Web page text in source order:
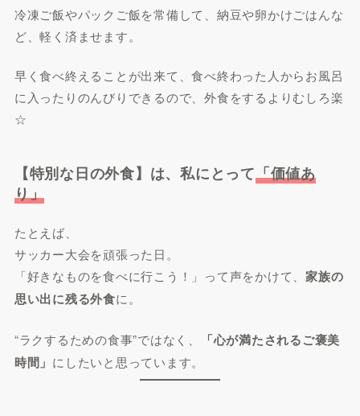
冷凍ご飯やパックご飯を常備して、納豆や卵かけごはんな
ど、軽く済ませます。
早く食べ終えることが出来て、食べ終わった人からお風呂
に入ったりのんびりできるので、外食をするよりむしろ楽
☆
【特別な日の外食】 は、私にとって「価値あ
り」
たとえば、
サッカー大会を頑張った日。
「好きなものを食べに行こう！」って声をかけて、家族の
思い出に残る外食に。
“ラクするための食事”ではなく、
「心が満たされるご褒美
時間」 にしたいと思っています。